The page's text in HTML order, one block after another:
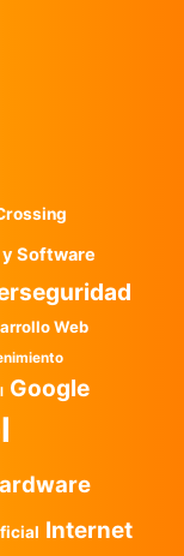
Software
Web
Google
Internet